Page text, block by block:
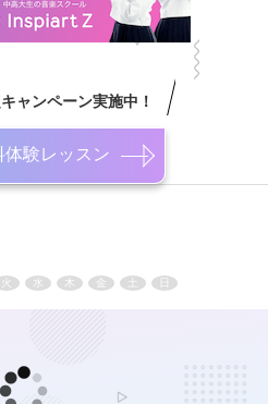
ャンペーン実施中！
体験レッスン
火 水 木 金